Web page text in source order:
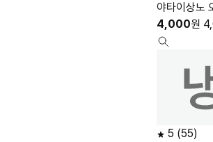
야타이상노
4,000원
5 (55)